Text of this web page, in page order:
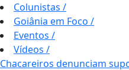
Colunistas /
Goiânia em Foco /
Eventos /
Vídeos /
Chacareiros denunciam